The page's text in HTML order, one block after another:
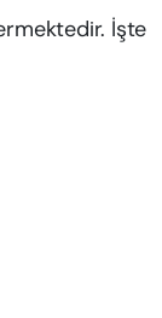
İşte